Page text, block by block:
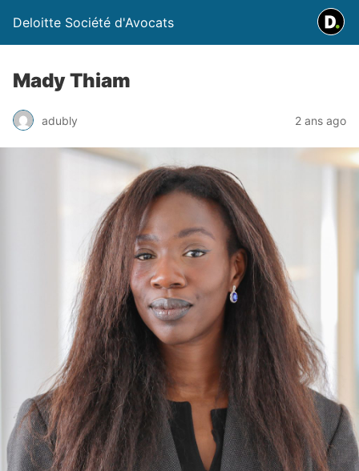
Deloitte Société d'Avocats
Mady Thiam
adubly 2 ans ago